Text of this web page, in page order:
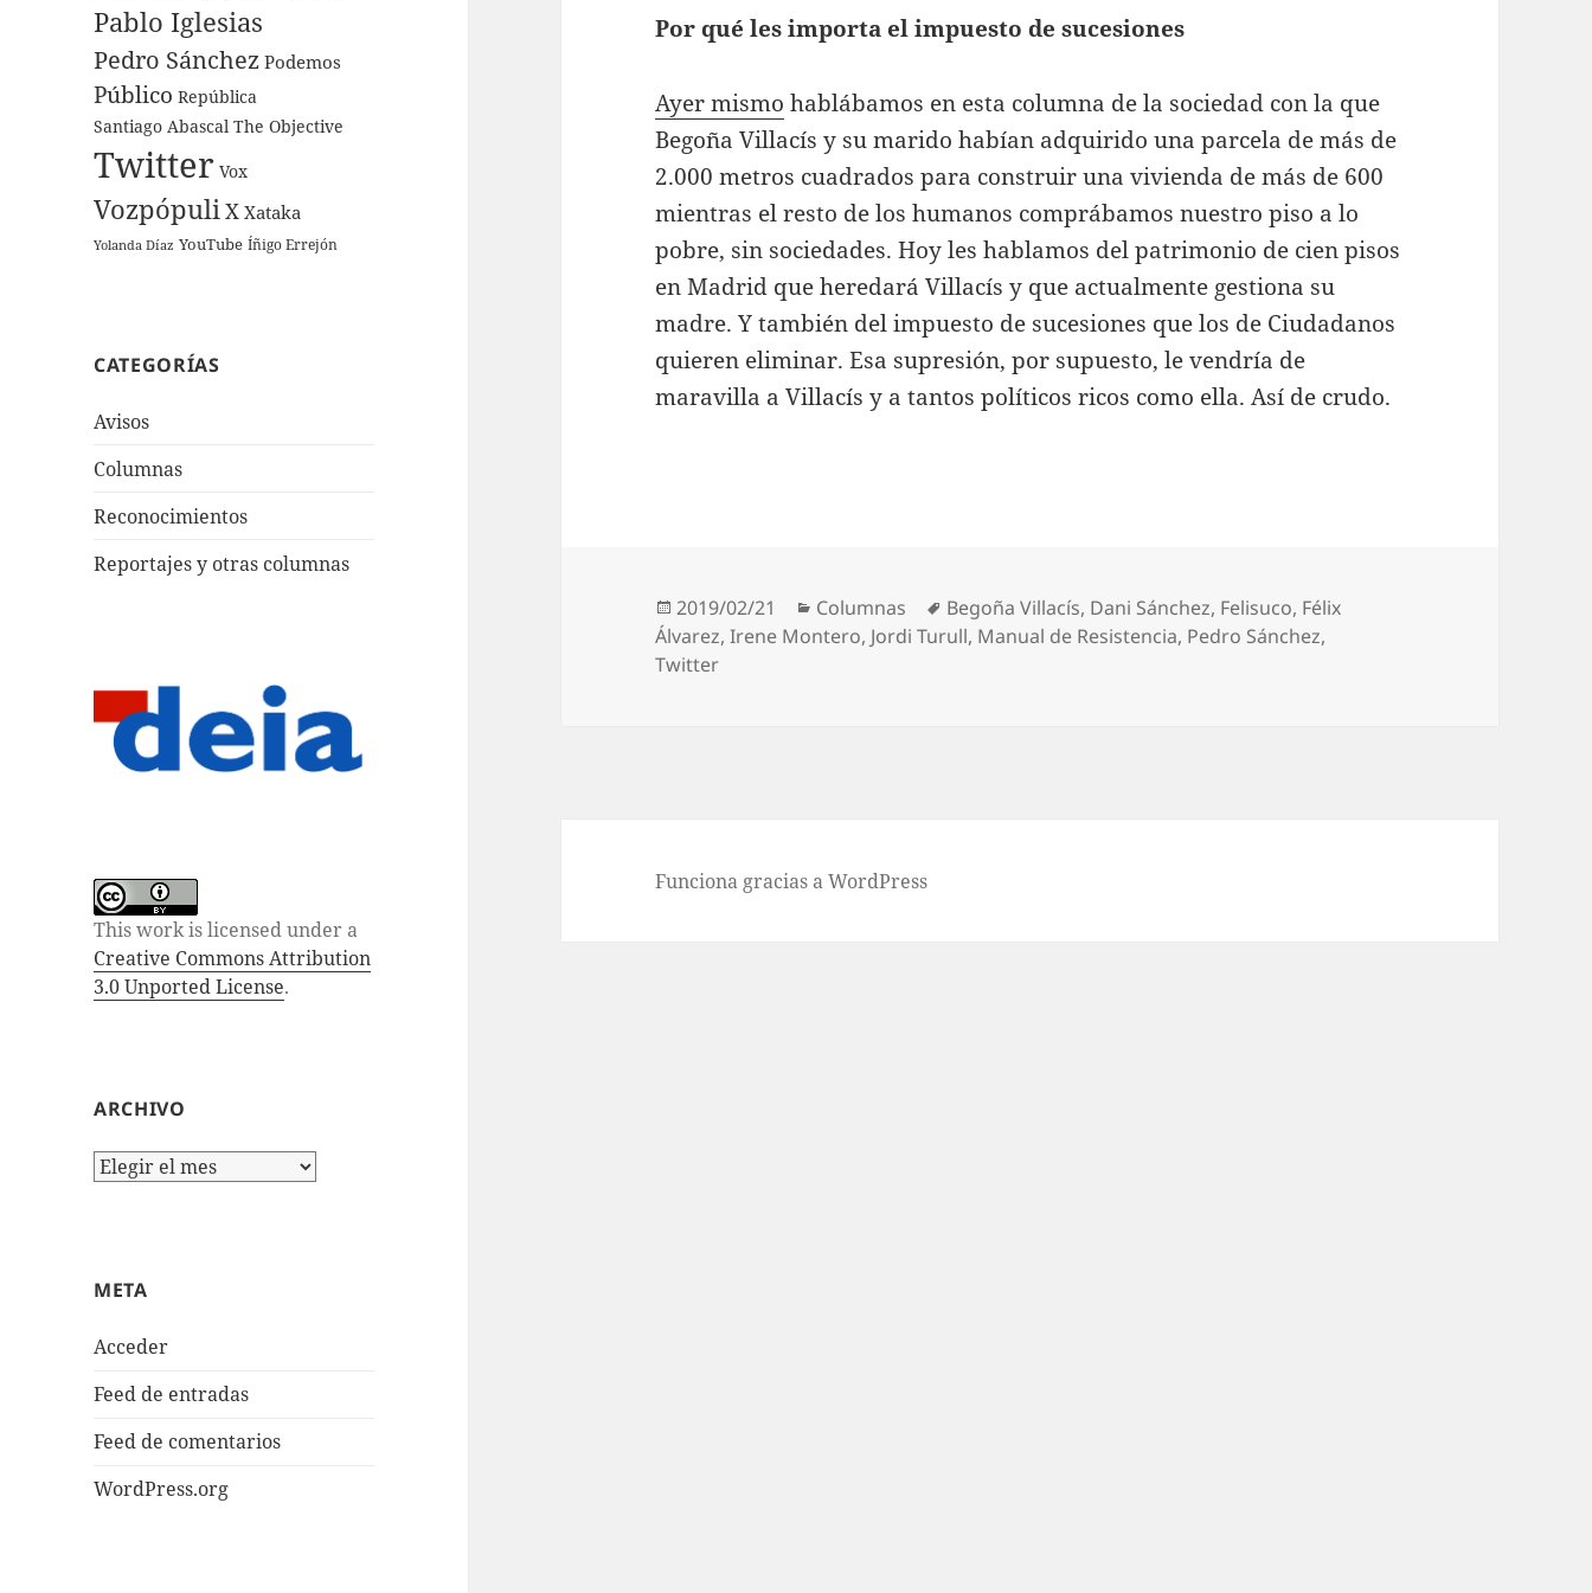
Pablo Iglesias
Pedro Sánchez Podemos
Público República
Santiago Abascal The Objective
Twitter Vox
Vozpópuli X Xataka
Yolanda Díaz YouTube Íñigo Errejón
CATEGORÍAS
Avisos
Columnas
Reconocimientos
Reportajes y otras columnas
This work is licensed under a
Creative Commons Attribution
3.0 Unported License.
ARCHIVO
Archivo
META
Acceder
Feed de entradas
Feed de comentarios
WordPress.org
Por qué les importa el impuesto de sucesiones
Ayer mismo hablábamos en esta columna de la sociedad con la que
Begoña Villacís y su marido habían adquirido una parcela de más de
2.000 metros cuadrados para construir una vivienda de más de 600
mientras el resto de los humanos comprábamos nuestro piso a lo
pobre, sin sociedades. Hoy les hablamos del patrimonio de cien pisos
en Madrid que heredará Villacís y que actualmente gestiona su
madre. Y también del impuesto de sucesiones que los de Ciudadanos
quieren eliminar. Esa supresión, por supuesto, le vendría de
maravilla a Villacís y a tantos políticos ricos como ella. Así de crudo.
Publicado
el
2019/02/21 Categorías
Columnas Etiquetas
Begoña Villacís, Dani Sánchez, Felisuco, Félix
Álvarez,Irene Montero, Jordi Turull, Manual de Resistencia, Pedro Sánchez,
Twitter
Funciona gracias a WordPress